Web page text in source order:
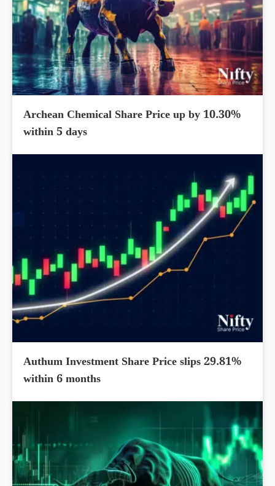
Archean Chemical Share Price up by 10.30%
within 5 days
Authum Investment Share Price slips 29.81%
within 6 months